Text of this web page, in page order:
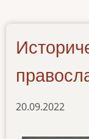
20.09.2022